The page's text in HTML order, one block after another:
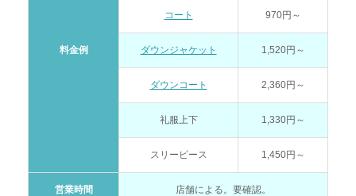
料金例
コート 970円～
ダウンジャケット 1,520円～
ダウンコート 2,360円～
礼服上下 1,330円～
スリーピース 1,450円～
営業時間 店舗による。要確認。